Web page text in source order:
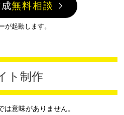
無料相談
が起動します。
ト制作
意味がありません。